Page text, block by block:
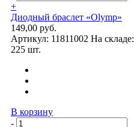
+
Диодный браслет «Olymp»
149,00 руб.
Артикул: 11811002 На складе:
225 шт.
В корзину
-